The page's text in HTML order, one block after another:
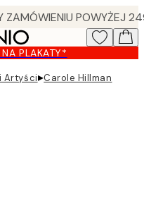
PLAKATY*
Artyści▸Carole Hillman